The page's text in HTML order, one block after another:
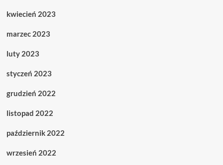
kwiecień 2023
marzec 2023
luty 2023
styczeń 2023
grudzień 2022
listopad 2022
październik 2022
wrzesień 2022